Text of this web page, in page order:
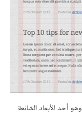
هناك عرض آخر أقل من 960px وهو 768px وهو أحد الأبعاد الشائعة